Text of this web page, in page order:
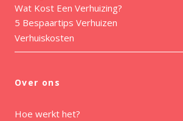
Wat Kost Een Verhuizing?
5 Bespaartips Verhuizen
Verhuiskosten
Over ons
Hoe werkt het?